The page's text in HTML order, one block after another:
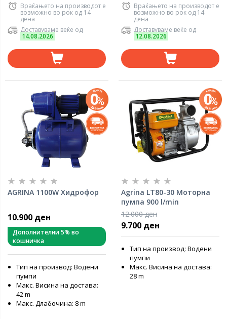
Враќањето на производот е
возможно во рок од 14
дена
Доставуваме веќе од
14.08.2026
Враќањето на производот е
возможно во рок од 14
дена
Доставуваме веќе од
12.08.2026
AGRINA 1100W Хидрофор
10.900 ден
Дополнителни 5% во
кошничка
Тип на производ: Водени
пумпи
Макс. Висина на достава:
42 m
Макс. Длабочина: 8 m
Agrina LT80-30 Моторна
пумпа 900 l/min
12.000 ден
9.700 ден
Тип на производ: Водени
пумпи
Макс. Висина на достава:
28 m